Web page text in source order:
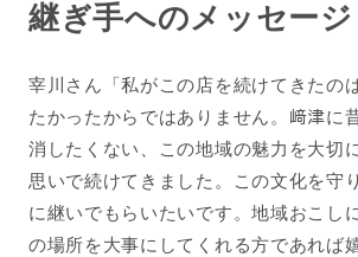
継ぎ手へのメッセージ
宰川さん「私がこの店を続けてきたの
たかったからではありません。 﨑津に
消したくない、この地域の魅力を大切
思いで続けてきました。この文化を守
に継いでもらいたいです。地域おこし
の場所を大事にしてくれる方であれば